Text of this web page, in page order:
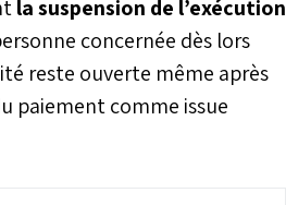
la suspension de l’exécution
concernée dès lors
reste ouverte même après
paiement comme issue